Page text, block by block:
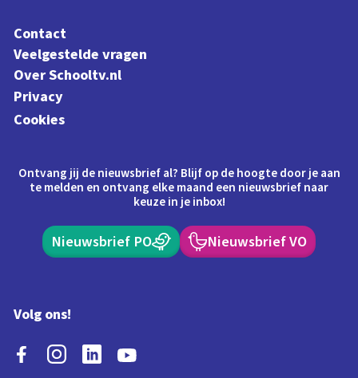
Contact
Veelgestelde vragen
Over Schooltv.nl
Privacy
Cookies
Ontvang jij de nieuwsbrief al? Blijf op de hoogte door je aan
te melden en ontvang elke maand een nieuwsbrief naar
keuze in je inbox!
Nieuwsbrief PO Nieuwsbrief VO
Volg ons!